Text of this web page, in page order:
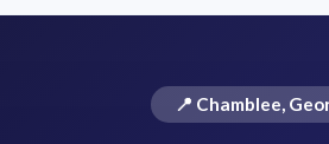
📍 Chamblee,